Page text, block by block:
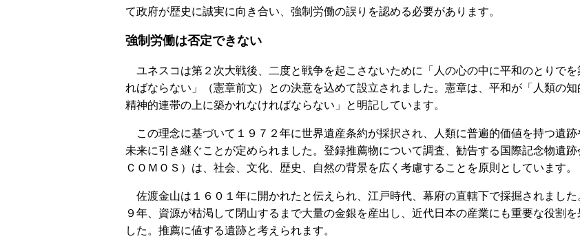
て政府が歴史に誠実に向き合い、強制労働の誤りを認める必要があります。
強制労働は否定できない
ユネスコは第２次大戦後、二度と戦争を起こさないために「人の心の中に平和のとりでを
ればならない」（憲章前文）との決意を込めて設立されました。憲章は、平和が「人類の知
精神的連帯の上に築かれなければならない」と明記しています。
この理念に基づいて１９７２年に世界遺産条約が採択され、人類に普遍的価値を持つ遺跡
未来に引き継ぐことが定められました。登録推薦物について調査、勧告する国際記念物遺跡
ＣＯＭＯＳ）は、社会、文化、歴史、自然の背景を広く考慮することを原則としています。
佐渡金山は１６０１年に開かれたと伝えられ、江戸時代、幕府の直轄下で採掘されました
９年、資源が枯渇して閉山するまで大量の金銀を産出し、近代日本の産業にも重要な役割を
した。推薦に値する遺跡と考えられます。